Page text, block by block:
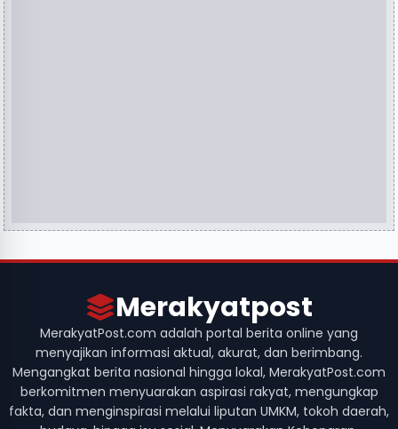
Merakyatpost
MerakyatPost.com adalah portal berita online yang
menyajikan informasi aktual, akurat, dan berimbang.
Mengangkat berita nasional hingga lokal, MerakyatPost.com
berkomitmen menyuarakan aspirasi rakyat, mengungkap
fakta, dan menginspirasi melalui liputan UMKM, tokoh daerah,